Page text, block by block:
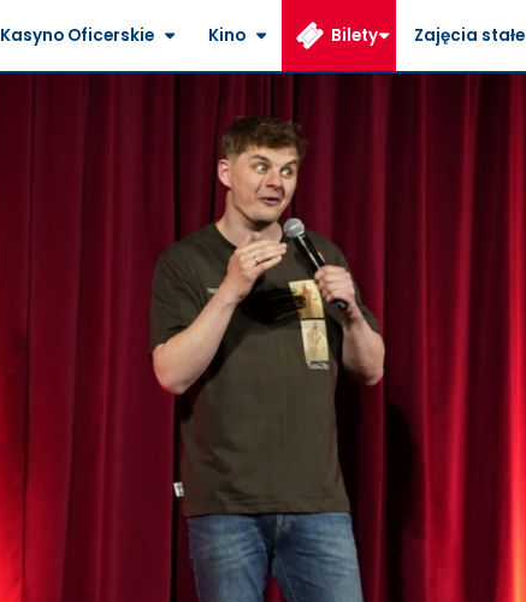
Kasyno Oficerskie Kino Bilety Zajęcia stałe